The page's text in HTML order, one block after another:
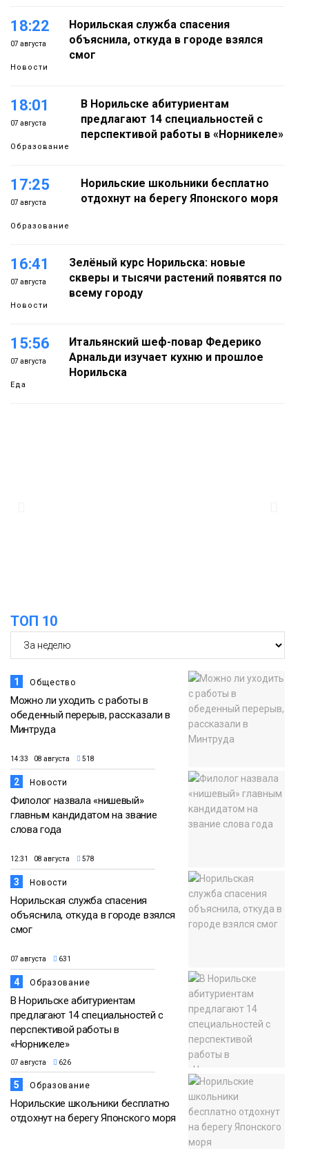
18:22
07 августа
Новости
Норильская служба спасения
объяснила, откуда в городе взялся
смог
18:01
07 августа
Образование
В Норильске абитуриентам
предлагают 14 специальностей с
перспективой работы в «Норникеле»
17:25
07 августа
Образование
Норильские школьники бесплатно
отдохнут на берегу Японского моря
16:41
07 августа
Новости
Зелёный курс Норильска: новые
скверы и тысячи растений появятся по
всему городу
15:56
07 августа
Еда
Итальянский шеф-повар Федерико
Арнальди изучает кухню и прошлое
Норильска
Новости
ТОП 10
1 Общество
Можно ли уходить с работы в
обеденный перерыв, рассказали в
Минтруда
14:33 08 августа 518
2 Новости
Филолог назвала «нишевый»
главным кандидатом на звание
слова года
12:31 08 августа 578
3 Новости
Норильская служба спасения
объяснила, откуда в городе взялся
смог
07 августа 631
4 Образование
В Норильске абитуриентам
предлагают 14 специальностей с
перспективой работы в
«Норникеле»
07 августа 626
5 Образование
Норильские школьники бесплатно
отдохнут на берегу Японского моря